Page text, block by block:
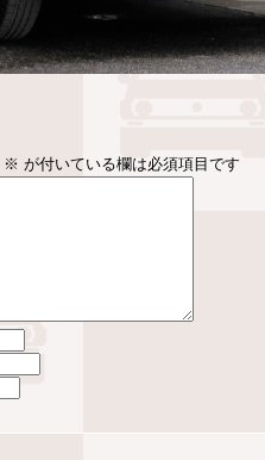
※ が付いている欄は必須項目です